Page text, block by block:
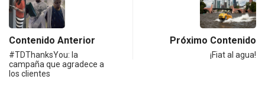
Contenido Anterior
#TDThanksYou: la
campaña que agradece a
los clientes
Próximo Contenido
¡Fiat al agua!